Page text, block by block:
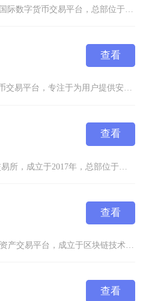
查看
OOOBTC是一家新兴的虚拟货币交易平台，专注于为用户提供安全、便捷的数字资产交易服务。该
查看
查看
SWFT Trade是一家创新型数字资产交易平台，成立于区块链技术蓬勃发展的时代背景下，致
查看